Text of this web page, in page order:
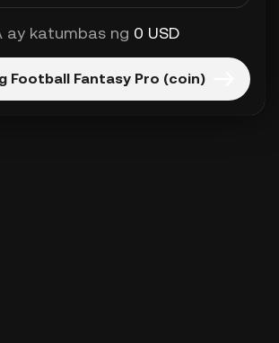
ay katumbas ng 0 USD
Football Fantasy Pro (coin)